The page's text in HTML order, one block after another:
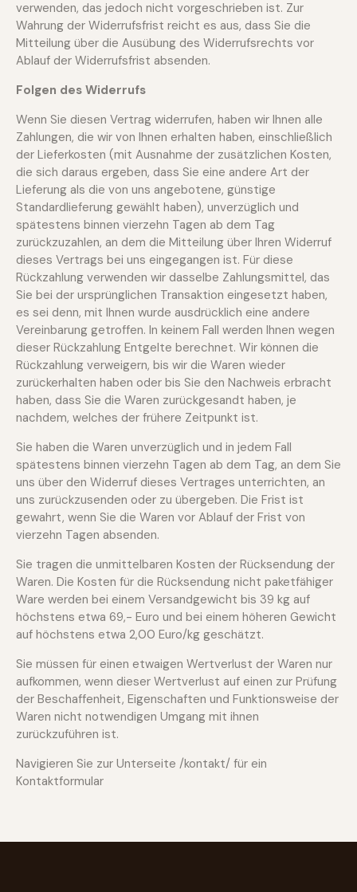
verwenden, das jedoch nicht vorgeschrieben ist. Zur
Wahrung der Widerrufsfrist reicht es aus, dass Sie die
Mitteilung über die Ausübung des Widerrufsrechts vor
Ablauf der Widerrufsfrist absenden.
Folgen des Widerrufs
Wenn Sie diesen Vertrag widerrufen, haben wir Ihnen alle
Zahlungen, die wir von Ihnen erhalten haben, einschließlich
der Lieferkosten (mit Ausnahme der zusätzlichen Kosten,
die sich daraus ergeben, dass Sie eine andere Art der
Lieferung als die von uns angebotene, günstige
Standardlieferung gewählt haben), unverzüglich und
spätestens binnen vierzehn Tagen ab dem Tag
zurückzuzahlen, an dem die Mitteilung über Ihren Widerruf
dieses Vertrags bei uns eingegangen ist. Für diese
Rückzahlung verwenden wir dasselbe Zahlungsmittel, das
Sie bei der ursprünglichen Transaktion eingesetzt haben,
es sei denn, mit Ihnen wurde ausdrücklich eine andere
Vereinbarung getroffen. In keinem Fall werden Ihnen wegen
dieser Rückzahlung Entgelte berechnet. Wir können die
Rückzahlung verweigern, bis wir die Waren wieder
zurückerhalten haben oder bis Sie den Nachweis erbracht
haben, dass Sie die Waren zurückgesandt haben, je
nachdem, welches der frühere Zeitpunkt ist.
Sie haben die Waren unverzüglich und in jedem Fall
spätestens binnen vierzehn Tagen ab dem Tag, an dem Sie
uns über den Widerruf dieses Vertrages unterrichten, an
uns zurückzusenden oder zu übergeben. Die Frist ist
gewahrt, wenn Sie die Waren vor Ablauf der Frist von
vierzehn Tagen absenden.
Sie tragen die unmittelbaren Kosten der Rücksendung der
Waren. Die Kosten für die Rücksendung nicht paketfähiger
Ware werden bei einem Versandgewicht bis 39 kg auf
höchstens etwa 69,- Euro und bei einem höheren Gewicht
auf höchstens etwa 2,00 Euro/kg geschätzt.
Sie müssen für einen etwaigen Wertverlust der Waren nur
aufkommen, wenn dieser Wertverlust auf einen zur Prüfung
der Beschaffenheit, Eigenschaften und Funktionsweise der
Waren nicht notwendigen Umgang mit ihnen
zurückzuführen ist.
Navigieren Sie zur Unterseite /kontakt/ für ein
Kontaktformular